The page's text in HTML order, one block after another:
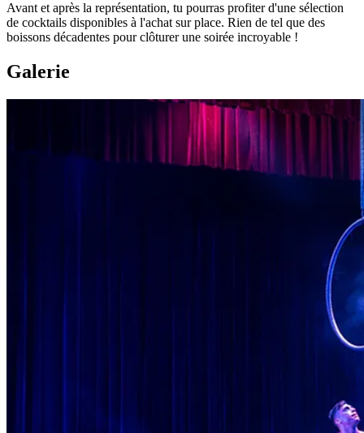
Avant et après la représentation, tu pourras profiter d'une sélection
de cocktails disponibles à l'achat sur place. Rien de tel que des
boissons décadentes pour clôturer une soirée incroyable !
Galerie